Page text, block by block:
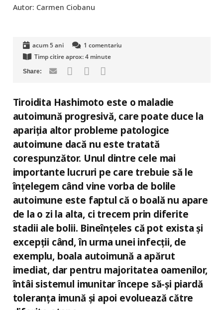
Autor: Carmen Ciobanu
acum 5 ani 1 comentariu
Timp citire aprox: 4 minute
Tiroidita Hashimoto este o maladie
autoimună progresivă, care poate duce la
apariția altor probleme patologice
autoimune dacă nu este tratată
corespunzător. Unul dintre cele mai
importante lucruri pe care trebuie să le
înțelegem când vine vorba de bolile
autoimune este faptul că o boală nu apare
de la o zi la alta, ci trecem prin diferite
stadii ale bolii. Bineînțeles că pot exista și
excepții când, în urma unei infecții, de
exemplu, boala autoimună a apărut
imediat, dar pentru majoritatea oamenilor,
întâi sistemul imunitar începe să-și piardă
toleranța imună și apoi evoluează către